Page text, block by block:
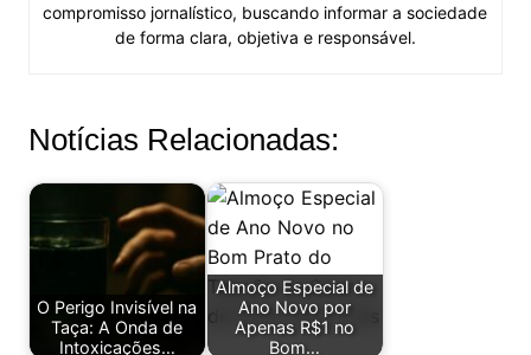
compromisso jornalístico, buscando informar a sociedade
de forma clara, objetiva e responsável.
Notícias Relacionadas:
O Perigo Invisível na
Taça: A Onda de
Intoxicações…
Almoço Especial de
Ano Novo por
Apenas R$1 no
Bom…